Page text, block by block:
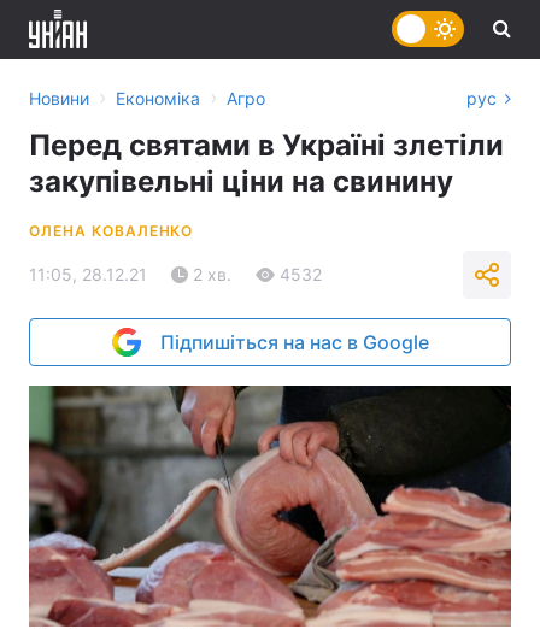
Новини › Економіка › Агро рус
Перед святами в Україні злетіли
закупівельні ціни на свинину
ОЛЕНА КОВАЛЕНКО
11:05, 28.12.21 2 хв. 4532
Підпишіться на нас в Google